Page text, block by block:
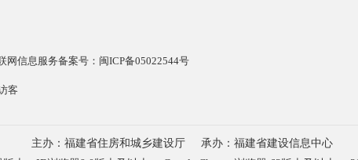
网信息服务备案号：闽ICP备05022544号
客
主办：福建省住房和城乡建设厅
承办：福建省建设信息中心